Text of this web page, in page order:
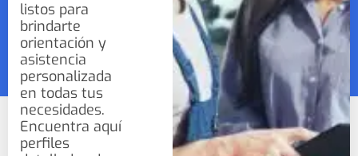
listos para
brindarte
orientación y
asistencia
personalizada
en todas tus
necesidades.
Encuentra aquí
perfiles